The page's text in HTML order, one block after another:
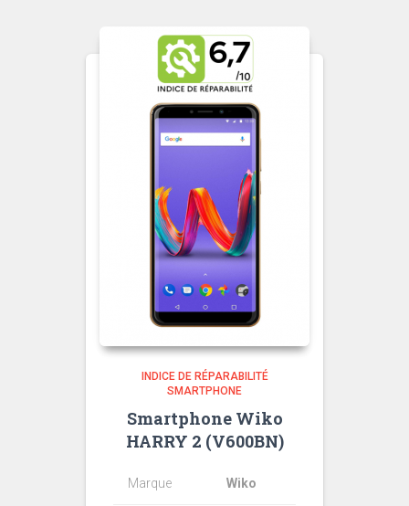
INDICE DE RÉPARABILITÉ
SMARTPHONE
Smartphone Wiko
HARRY 2 (V600BN)
Marque Wiko